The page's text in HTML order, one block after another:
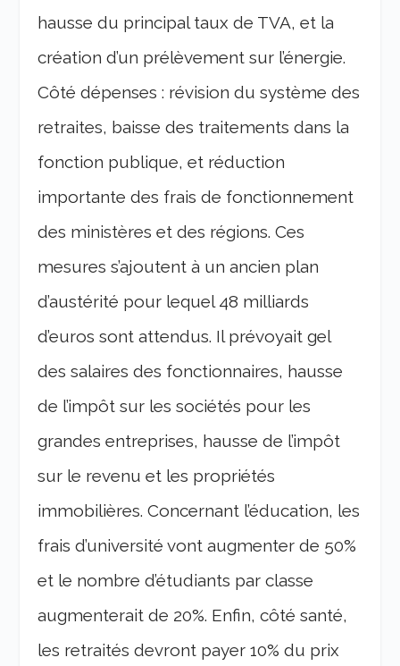
hausse du principal taux de TVA, et la
création d’un prélèvement sur l’énergie.
Côté dépenses : révision du système des
retraites, baisse des traitements dans la
fonction publique, et réduction
importante des frais de fonctionnement
des ministères et des régions. Ces
mesures s’ajoutent à un ancien plan
d’austérité pour lequel 48 milliards
d’euros sont attendus. Il prévoyait gel
des salaires des fonctionnaires, hausse
de l’impôt sur les sociétés pour les
grandes entreprises, hausse de l’impôt
sur le revenu et les propriétés
immobilières. Concernant l’éducation, les
frais d’université vont augmenter de 50%
et le nombre d’étudiants par classe
augmenterait de 20%. Enfin, côté santé,
les retraités devront payer 10% du prix